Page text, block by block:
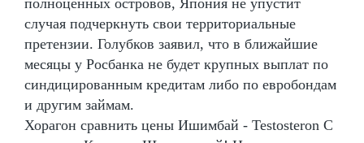
случая подчеркнуть свои территориальные
претензии. Голубков заявил, что в ближайшие
месяцы у Росбанка не будет крупных выплат по
синдицированным кредитам либо по евробондам
и другим займам.
Хорагон сравнить цены Ишимбай - Testosteron C